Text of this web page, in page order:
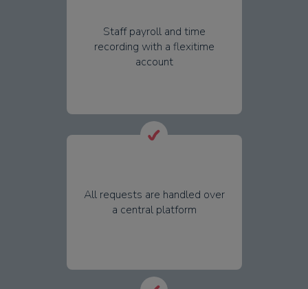
Staff payroll and time
recording with a flexitime
account
All requests are handled over
a central platform